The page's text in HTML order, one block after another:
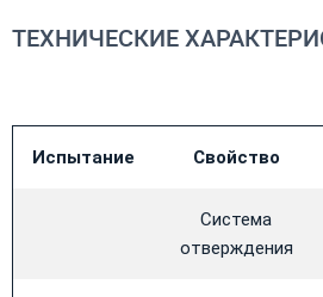
ТЕХНИЧЕСКИЕ
Испытание Свойство
Система
отверждения